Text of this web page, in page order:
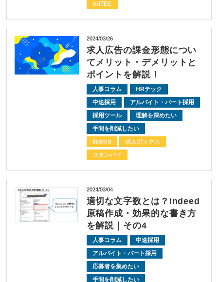
AdTEC
2024/03/26
求人広告の課金形態につい
てメリット・デメリットと
ポイントを解説！
人事コラム
HRテック
中途採用
アルバイト・パート採用
採用ツール
理解を深めたい
手間を削減したい
Indeed
求人ボックス
スタンバイ
2024/03/04
適切な文字数とは？indeed
原稿作成・効果的な書き方
を解説｜その4
人事コラム
中途採用
アルバイト・パート採用
応募者を集めたい
手間を削減したい